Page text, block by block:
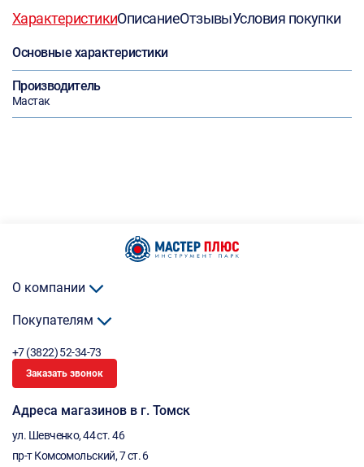
ХарактеристикиОписаниеОтзывыУсловия покупки
Основные характеристики
Производитель
Мастак
О компании
Покупателям
+7 (3822) 52-34-73
Заказать звонок
Адреса магазинов в г. Томск
ул. Шевченко, 44 ст. 46
пр-т Комсомольский, 7 ст. 6